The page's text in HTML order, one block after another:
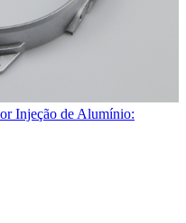
Injeção de Alumínio: